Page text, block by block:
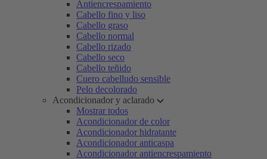
Antiencrespamiento
Cabello fino y liso
Cabello graso
Cabello normal
Cabello rizado
Cabello seco
Cabello teñido
Cuero cabelludo sensible
Pelo decolorado
Acondicionador y aclarado
Mostrar todos
Acondicionador de color
Acondicionador hidratante
Acondicionador anticaspa
Acondicionador antiencrespamiento